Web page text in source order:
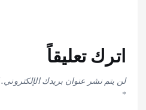
اترك تعليقاً
لن يتم نشر عنوان بريدك الإلكتروني.
*